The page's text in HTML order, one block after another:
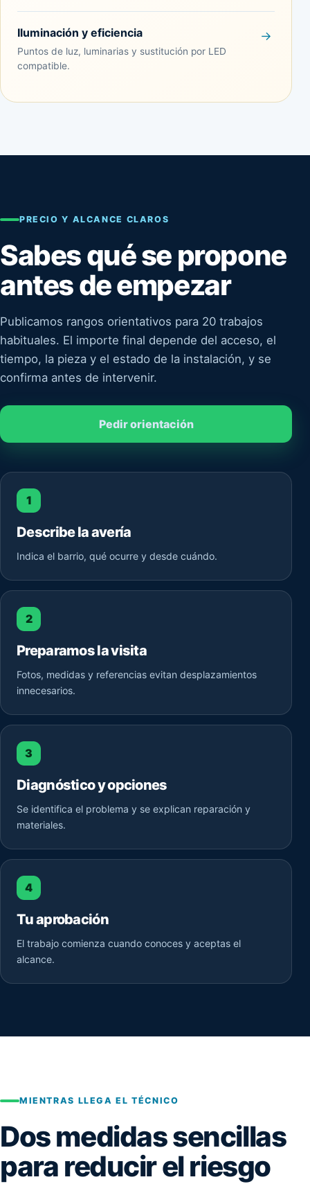
Iluminación y eficiencia
Puntos de luz, luminarias y sustitución por LED
compatible.
PRECIO Y ALCANCE CLAROS
Sabes qué se propone
antes de empezar
Publicamos rangos orientativos para 20 trabajos
habituales. El importe final depende del acceso, el
tiempo, la pieza y el estado de la instalación, y se
confirma antes de intervenir.
Pedir orientación
1
Describe la avería
Indica el barrio, qué ocurre y desde cuándo.
2
Preparamos la visita
Fotos, medidas y referencias evitan desplazamientos
innecesarios.
3
Diagnóstico y opciones
Se identifica el problema y se explican reparación y
materiales.
4
Tu aprobación
El trabajo comienza cuando conoces y aceptas el
alcance.
MIENTRAS LLEGA EL TÉCNICO
Dos medidas sencillas
para reducir el riesgo